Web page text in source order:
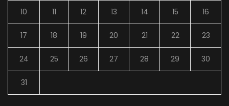
10 11 12 13 14 15 16
17 18 19 20 21 22 23
24 25 26 27 28 29 30
31